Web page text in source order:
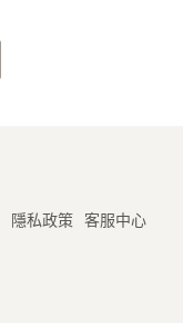
隱私政策 客服中心